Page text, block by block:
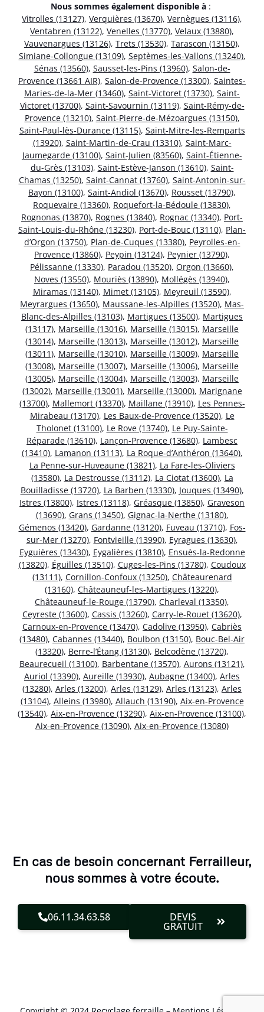
Nous sommes également disponible à :
Vitrolles (13127), Verquières (13670), Vernègues (13116),
Ventabren (13122), Venelles (13770), Velaux (13880),
Vauvenargues (13126), Trets (13530), Tarascon (13150),
Simiane-Collongue (13109), Septèmes-les-Vallons (13240),
Sénas (13560), Sausset-les-Pins (13960), Salon-de-
Provence (13661 AIR), Salon-de-Provence (13300), Saintes-
Maries-de-la-Mer (13460), Saint-Victoret (13730), Saint-
Victoret (13700), Saint-Savournin (13119), Saint-Rémy-de-
Provence (13210), Saint-Pierre-de-Mézoargues (13150),
Saint-Paul-lès-Durance (13115), Saint-Mitre-les-Remparts
(13920), Saint-Martin-de-Crau (13310), Saint-Marc-
Jaumegarde (13100), Saint-Julien (83560), Saint-Étienne-
du-Grès (13103), Saint-Estève-Janson (13610), Saint-
Chamas (13250), Saint-Cannat (13760), Saint-Antonin-sur-
Bayon (13100), Saint-Andiol (13670), Rousset (13790),
Roquevaire (13360), Roquefort-la-Bédoule (13830),
Rognonas (13870), Rognes (13840), Rognac (13340), Port-
Saint-Louis-du-Rhône (13230), Port-de-Bouc (13110), Plan-
d’Orgon (13750), Plan-de-Cuques (13380), Peyrolles-en-
Provence (13860), Peypin (13124), Peynier (13790),
Pélissanne (13330), Paradou (13520), Orgon (13660),
Noves (13550), Mouriès (13890), Mollégès (13940),
Miramas (13140), Mimet (13105), Meyreuil (13590),
Meyrargues (13650), Maussane-les-Alpilles (13520), Mas-
Blanc-des-Alpilles (13103), Martigues (13500), Martigues
(13117), Marseille (13016), Marseille (13015), Marseille
(13014), Marseille (13013), Marseille (13012), Marseille
(13011), Marseille (13010), Marseille (13009), Marseille
(13008), Marseille (13007), Marseille (13006), Marseille
(13005), Marseille (13004), Marseille (13003), Marseille
(13002), Marseille (13001), Marseille (13000), Marignane
(13700), Mallemort (13370), Maillane (13910), Les Pennes-
Mirabeau (13170), Les Baux-de-Provence (13520), Le
Tholonet (13100), Le Rove (13740), Le Puy-Sainte-
Réparade (13610), Lançon-Provence (13680), Lambesc
(13410), Lamanon (13113), La Roque-d’Anthéron (13640),
La Penne-sur-Huveaune (13821), La Fare-les-Oliviers
(13580), La Destrousse (13112), La Ciotat (13600), La
Bouilladisse (13720), La Barben (13330), Jouques (13490),
Istres (13800), Istres (13118), Gréasque (13850), Graveson
(13690), Grans (13450), Gignac-la-Nerthe (13180),
Gémenos (13420), Gardanne (13120), Fuveau (13710), Fos-
sur-Mer (13270), Fontvieille (13990), Eyragues (13630),
Eyguières (13430), Eygalières (13810), Ensuès-la-Redonne
(13820), Éguilles (13510), Cuges-les-Pins (13780), Coudoux
(13111), Cornillon-Confoux (13250), Châteaurenard
(13160), Châteauneuf-les-Martigues (13220),
Châteauneuf-le-Rouge (13790), Charleval (13350),
Ceyreste (13600), Cassis (13260), Carry-le-Rouet (13620),
Carnoux-en-Provence (13470), Cadolive (13950), Cabriès
(13480), Cabannes (13440), Boulbon (13150), Bouc-Bel-Air
(13320), Berre-l’Étang (13130), Belcodène (13720),
Beaurecueil (13100), Barbentane (13570), Aurons (13121),
Auriol (13390), Aureille (13930), Aubagne (13400), Arles
(13280), Arles (13200), Arles (13129), Arles (13123), Arles
(13104), Alleins (13980), Allauch (13190), Aix-en-Provence
(13540), Aix-en-Provence (13290), Aix-en-Provence (13100),
Aix-en-Provence (13090), Aix-en-Provence (13080)
En cas de besoin concernant Ferrailleur,
nous sommes à votre écoute.
06.11.34.63.58 DEVIS
GRATUIT